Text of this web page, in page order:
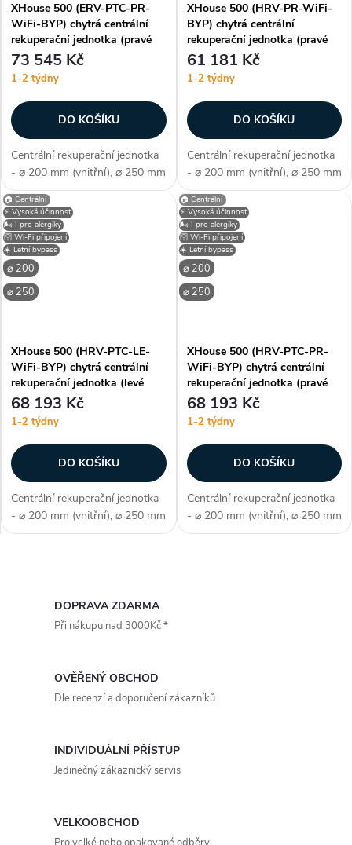
XHouse 500 (ERV-PTC-PR-
WiFi-BYP) chytrá centrální
rekuperační jednotka (pravé
připojení)
73 545 Kč
1-2 týdny
DO KOŠÍKU
Centrální rekuperační jednotka
- ⌀ 200 mm (vnitřní), ⌀ 250 mm
(vnější), ERV - entalpický
výměník (s obnovou tepla i
vlhkosti), PTC předehřev, pravé
připojení, WiFi - chytré...
XHouse 500 (HRV-PR-WiFi-
BYP) chytrá centrální
rekuperační jednotka (pravé
připojení)
61 181 Kč
1-2 týdny
DO KOŠÍKU
Centrální rekuperační jednotka
- ⌀ 200 mm (vnitřní), ⌀ 250 mm
(vnější), HRV - protiproudý
tepelný výměník, pravé
připojení, WiFi - chytré
bezdrátové ovládání,
mechanický letní...
⌀ 200
⌀ 250
🏠 Centrální
⚡ Vysoká účinnost
🌬️ I pro alergiky
🛜 Wi-Fi připojení
☀️ Letní bypass
XHouse 500 (HRV-PTC-LE-
WiFi-BYP) chytrá centrální
rekuperační jednotka (levé
připojení)
68 193 Kč
1-2 týdny
DO KOŠÍKU
Centrální rekuperační jednotka
- ⌀ 200 mm (vnitřní), ⌀ 250 mm
(vnější), HRV - protiproudý
⌀ 200
⌀ 250
🏠 Centrální
⚡ Vysoká účinnost
🌬️ I pro alergiky
🛜 Wi-Fi připojení
☀️ Letní bypass
XHouse 500 (HRV-PTC-PR-
WiFi-BYP) chytrá centrální
rekuperační jednotka (pravé
připojení)
68 193 Kč
1-2 týdny
DO KOŠÍKU
Centrální rekuperační jednotka
- ⌀ 200 mm (vnitřní), ⌀ 250 mm
(vnější), HRV - protiproudý
DOPRAVA ZDARMA
Při nákupu nad 3000Kč *
OVĚŘENÝ OBCHOD
Dle recenzí a doporučení zákazníků
INDIVIDUÁLNÍ PŘÍSTUP
Jedinečný zákaznický servis
VELKOOBCHOD